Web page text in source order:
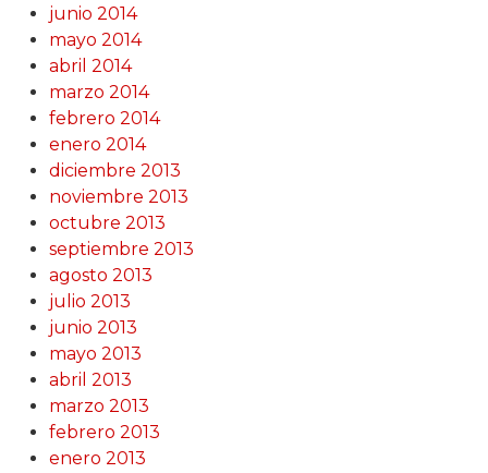
junio 2014
mayo 2014
abril 2014
marzo 2014
febrero 2014
enero 2014
diciembre 2013
noviembre 2013
octubre 2013
septiembre 2013
agosto 2013
julio 2013
junio 2013
mayo 2013
abril 2013
marzo 2013
febrero 2013
enero 2013